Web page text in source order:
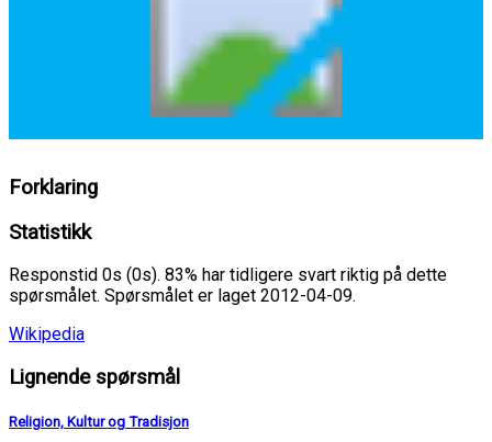
Forklaring
Statistikk
Responstid 0s (0s). 83% har tidligere svart riktig på dette
spørsmålet. Spørsmålet er laget 2012-04-09.
Wikipedia
Lignende spørsmål
Religion, Kultur og Tradisjon